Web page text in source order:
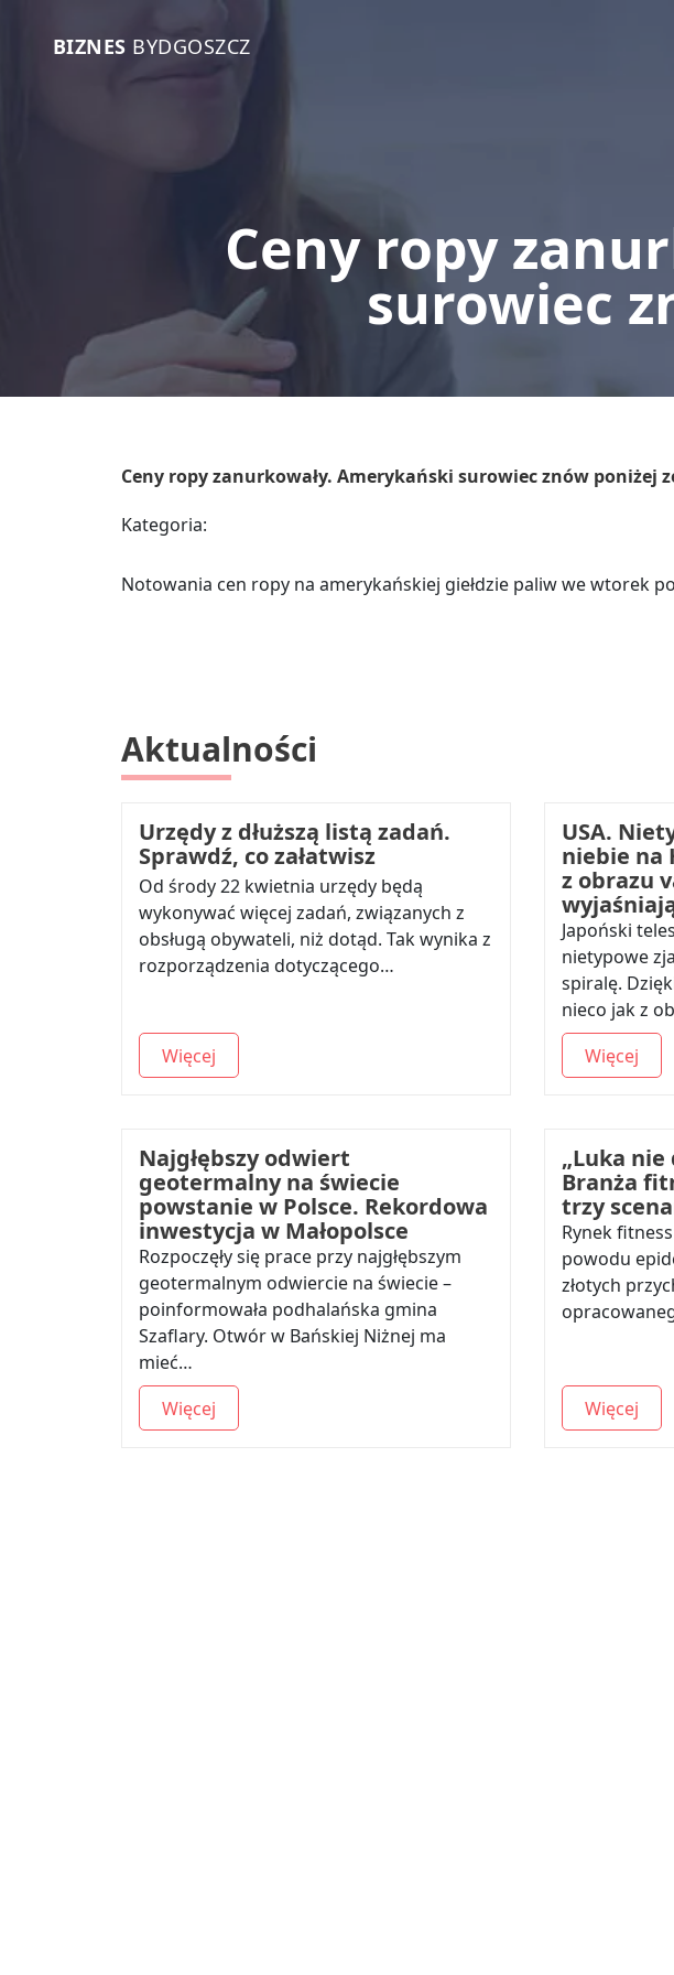
BIZNES BYDGOSZCZ
Ceny ropy
surowiec
Ceny ropy zanurkowały. Amerykański surowiec znów poniżej
Kategoria:
Notowania cen ropy na amerykańskiej giełdzie paliw we wtorek
Aktualności
Urzędy z dłuższą listą zadań.
Sprawdź, co załatwisz
Od środy 22 kwietnia urzędy będą
wykonywać więcej zadań, związanych z
obsługą obywateli, niż dotąd. Tak wynika z
rozporządzenia dotyczącego…
Więcej
USA.
niebie na
z obrazu
Japoński
nietypowe
spiralę.
nieco jak z
Więcej
Najgłębszy odwiert
geotermalny na świecie
powstanie w Polsce. Rekordowa
inwestycja w Małopolsce
Rozpoczęły się prace przy najgłębszym
geotermalnym odwiercie na świecie –
poinformowała podhalańska gmina
Szaflary. Otwór w Bańskiej Niżnej ma
mieć…
Więcej
„Luka
Branża
trzy
Rynek
powodu
złotych
Więcej